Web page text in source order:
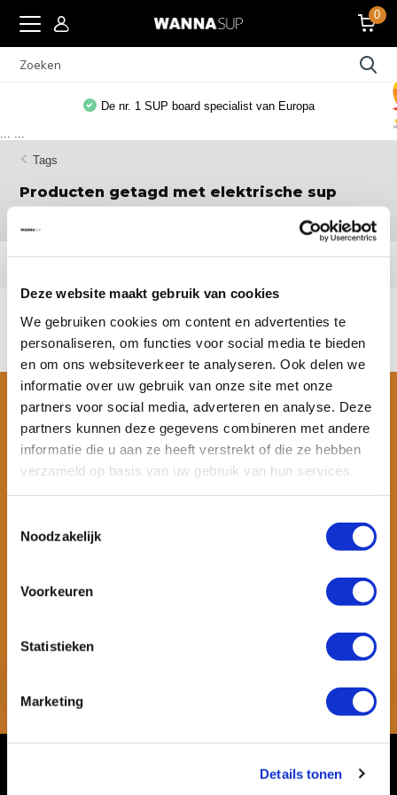
Deze website maakt gebruik van cookies
We gebruiken cookies om content en advertenties te
personaliseren, om functies voor social media te bieden
en om ons websiteverkeer te analyseren. Ook delen we
informatie over uw gebruik van onze site met onze
partners voor social media, adverteren en analyse. Deze
partners kunnen deze gegevens combineren met andere
informatie die u aan ze heeft verstrekt of die ze hebben
verzameld op basis van uw gebruik van hun services.
Noodzakelijk
Voorkeuren
Statistieken
Marketing
Details tonen
0
De nr. 1 SUP board specialist van Europa
Tags
Producten getagd met elektrische sup
nieuwsbrief met allerlei suptips en persoonlijk advies. Schrijf je dan
* Lees hier de wettelijke beperkingen
... ...